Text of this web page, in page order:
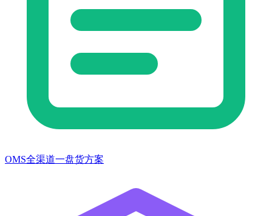
OMS全渠道一盘货方案